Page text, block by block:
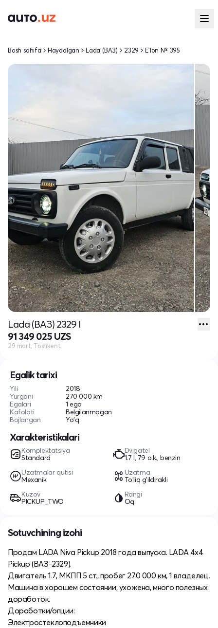
Egalik tarixi
Yili
2018
Yurgani
270 000 km
Egalari
1 ega
Kafolati
Belgilanmagan
Bojlangan
Yo'q
Xarakteristikalari
Komplektatsiya
Standard
Dvigatel
1.7 l, 79 o.k., benzin
Uzatmalar qutisi
Mexanik
Uzatma
To'liq g'ildirakli
Kuzov
PICKUP_TWO
Rangi
Oq
Bosh sahifa Haydalgan Lada (ВАЗ) 2329 E'lon № 395
Lada (ВАЗ) 2329 I
91 349 025 UZS
29 mart, Toshkent
Sotuvchining izohi
Продам LADA Niva Pickup 2018 года выпуска. LADA 4x4
Pickup (ВАЗ-2329).
Двигатель 1.7, МКПП 5 ст., пробег 270 000 км, 1 владелец.
Машина в хорошем состоянии, ухожена, много полезных
доработок.
Доработки/опции:
Электростеклоподъемники